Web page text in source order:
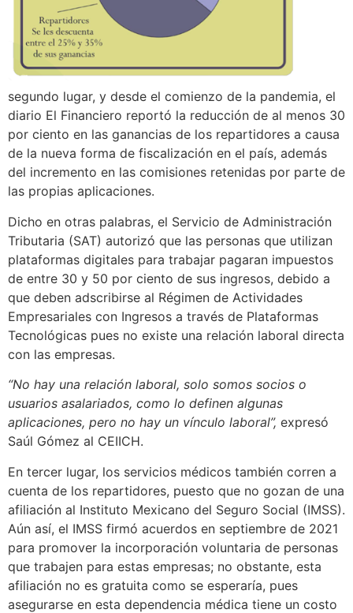
segundo lugar, y desde el comienzo de la pandemia, el
diario El Financiero reportó la reducción de al menos 30
por ciento en las ganancias de los repartidores a causa
de la nueva forma de fiscalización en el país, además
del incremento en las comisiones retenidas por parte de
las propias aplicaciones.
Dicho en otras palabras, el Servicio de Administración
Tributaria (SAT) autorizó que las personas que utilizan
plataformas digitales para trabajar pagaran impuestos
de entre 30 y 50 por ciento de sus ingresos, debido a
que deben adscribirse al Régimen de Actividades
Empresariales con Ingresos a través de Plataformas
Tecnológicas pues no existe una relación laboral directa
con las empresas.
“No hay una relación laboral, solo somos socios o
usuarios asalariados, como lo definen algunas
aplicaciones, pero no hay un vínculo laboral”, expresó
Saúl Gómez al CEIICH.
En tercer lugar, los servicios médicos también corren a
cuenta de los repartidores, puesto que no gozan de una
afiliación al Instituto Mexicano del Seguro Social (IMSS).
Aún así, el IMSS firmó acuerdos en septiembre de 2021
para promover la incorporación voluntaria de personas
que trabajen para estas empresas; no obstante, esta
afiliación no es gratuita como se esperaría, pues
asegurarse en esta dependencia médica tiene un costo